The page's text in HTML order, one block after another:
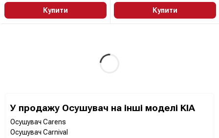
Купити Купити
У продажу Осушувач на інші моделі KIA
Осушувач Carens
Осушувач Carnival